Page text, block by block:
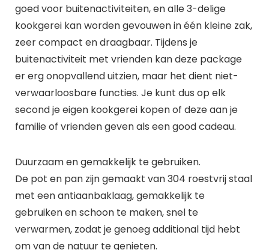
goed voor buitenactiviteiten, en alle 3-delige
kookgerei kan worden gevouwen in één kleine zak,
zeer compact en draagbaar. Tijdens je
buitenactiviteit met vrienden kan deze package
er erg onopvallend uitzien, maar het dient niet-
verwaarloosbare functies. Je kunt dus op elk
second je eigen kookgerei kopen of deze aan je
familie of vrienden geven als een good cadeau.
Duurzaam en gemakkelijk te gebruiken.
De pot en pan zijn gemaakt van 304 roestvrij staal
met een antiaanbaklaag, gemakkelijk te
gebruiken en schoon te maken, snel te
verwarmen, zodat je genoeg additional tijd hebt
om van de natuur te genieten.